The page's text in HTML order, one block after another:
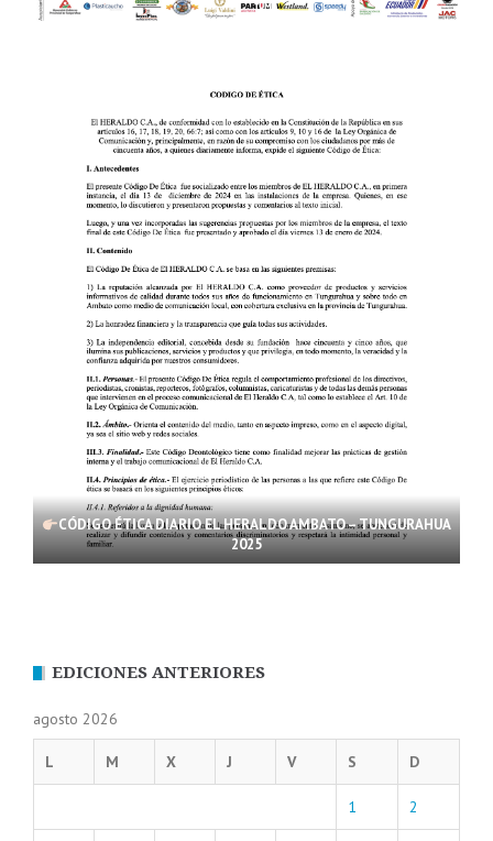
CÓDIGO ÉTICA DIARIO EL HERALDO AMBATO – TUNGURAHUA
2025
EDICIONES ANTERIORES
agosto 2026
L M X J V S D
1 2